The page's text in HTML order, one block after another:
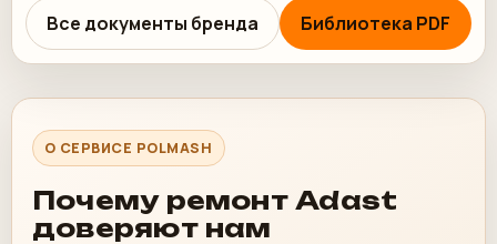
Все документы бренда Библиотека PDF
О СЕРВИСЕ POLMASH
Почему ремонт Adast
доверяют нам